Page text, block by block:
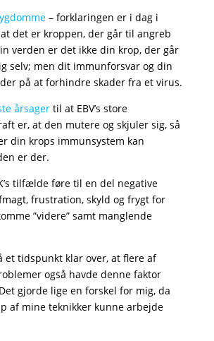
– forklaringen er i dag i
det er kroppen, der går til angreb
verden er det ikke din krop, der går
selv; men dit immunforsvar og din
på at forhindre skader fra et virus.
årsagertil at EBV’s store
er, at den mutere og skjuler sig, så
din krops immunsystem kan
er der.
tilfælde føre til en del negative
frustration, skyld og frygt for
”videre” samt manglende
et tidspunkt klar over, at flere af
også havde denne faktor
gjorde lige en forskel for mig, da
af mine teknikker kunne arbejde